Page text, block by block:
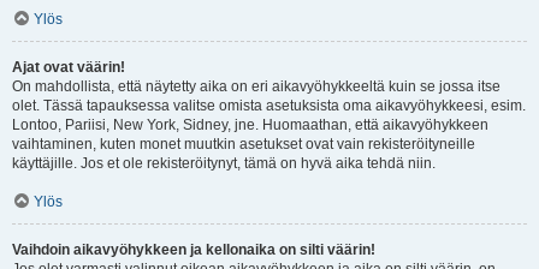
Ylös
Ajat ovat väärin!
On mahdollista, että näytetty aika on eri aikavyöhykkeeltä kuin se jossa itse
olet. Tässä tapauksessa valitse omista asetuksista oma aikavyöhykkeesi, esim.
Lontoo, Pariisi, New York, Sidney, jne. Huomaathan, että aikavyöhykkeen
vaihtaminen, kuten monet muutkin asetukset ovat vain rekisteröityneille
käyttäjille. Jos et ole rekisteröitynyt, tämä on hyvä aika tehdä niin.
Ylös
Vaihdoin aikavyöhykkeen ja kellonaika on silti väärin!